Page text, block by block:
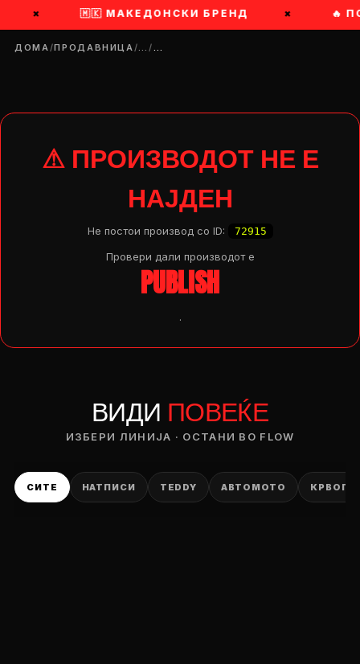
× 🇲🇰 МАКЕДОНСКИ БРЕНД × 🔥
ДОМА/ПРОДАВНИЦА/…/…
⚠ ПРОИЗВОДОТ НЕ Е
НАЈДЕН
Не постои производ со ID: 72915
Провери дали производот e
PUBLISH
.
ВИДИ ПОВЕЌЕ
ИЗБЕРИ ЛИНИЈА · ОСТАНИ ВО FLOW
СИТЕ НАТПИСИ TEDDY АВТОМОТО